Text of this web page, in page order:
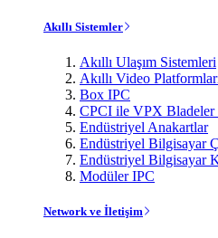
Akıllı Sistemler
Akıllı Ulaşım Sistemleri
Akıllı Video
Box IPC
CPCI ile VPX Bladeler
Endüstriyel Anakartlar
Endüstriyel Bilgisayar
Endüstriyel Bilgisayar
Modüler IPC
Network ve İletişim